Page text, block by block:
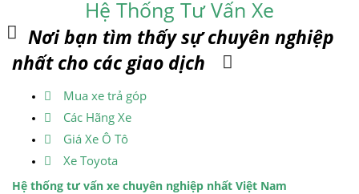
Hệ Thống Tư Vấn Xe
Nơi bạn tìm thấy sự chuyên nghiệp
nhất cho các giao dịch
Mua xe trả góp
Các Hãng Xe
Giá Xe Ô Tô
Xe Toyota
Hệ thống tư vấn xe chuyên nghiệp nhất Việt Nam